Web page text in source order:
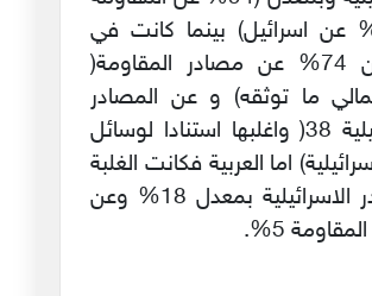
88% عن اسرائيل) بينما كانت في
الميادين 74% عن مصادر المقاومة(
ما توثقه) و عن المصادر
الاسرائيلية 38( واغلبها استنادا لوسائل
اما العربية فكانت الغلبة
للمصادر الاسرائيلية بمعدل 18% وعن
5%.